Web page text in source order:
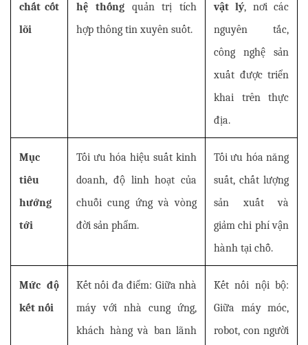
chất cốt
lõi
hệ thống quản trị tích
hợp thông tin xuyên suốt.
vật lý, nơi các
nguyên tắc,
công nghệ sản
xuất được triển
khai trên thực
địa.
Mục
tiêu
hướng
tới
Tối ưu hóa hiệu suất kinh
doanh, độ linh hoạt của
chuỗi cung ứng và vòng
đời sản phẩm.
Tối ưu hóa năng
suất, chất lượng
sản xuất và
giảm chi phí vận
hành tại chỗ.
Mức độ
kết nối
Kết nối đa điểm: Giữa nhà
máy với nhà cung ứng,
khách hàng và ban lãnh
Kết nối nội bộ:
Giữa máy móc,
robot, con người